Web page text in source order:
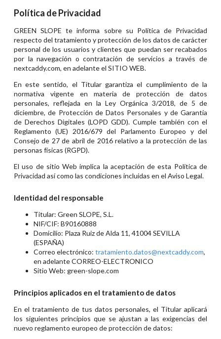
Política de Privacidad
GREEN SLOPE te informa sobre su Política de Privacidad
respecto del tratamiento y protección de los datos de carácter
personal de los usuarios y clientes que puedan ser recabados
por la navegación o contratación de servicios a través de
nextcaddy.com, en adelante el SITIO WEB.
En este sentido, el Titular garantiza el cumplimiento de la
normativa vigente en materia de protección de datos
personales, reflejada en la Ley Orgánica 3/2018, de 5 de
diciembre, de Protección de Datos Personales y de Garantía
de Derechos Digitales (LOPD GDD). Cumple también con el
Reglamento (UE) 2016/679 del Parlamento Europeo y del
Consejo de 27 de abril de 2016 relativo a la protección de las
personas físicas (RGPD).
El uso de sitio Web implica la aceptación de esta Política de
Privacidad así como las condiciones incluidas en el Aviso Legal.
Identidad del responsable
Titular: Green SLOPE, S.L.
NIF/CIF: B90160888
Domicilio: Plaza Ruiz de Alda 11, 41004 SEVILLA
(ESPAÑA)
Correo electrónico: tratamiento.datos@nextcaddy.com,
en adelante CORREO-ELECTRONICO
Sitio Web: green-slope.com
Principios aplicados en el tratamiento de datos
En el tratamiento de tus datos personales, el Titular aplicará
los siguientes principios que se ajustan a las exigencias del
nuevo reglamento europeo de protección de datos: